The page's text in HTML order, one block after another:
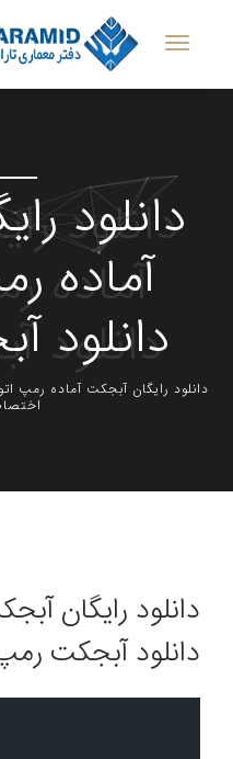
دانلود
آماده
دانلود
دانلود رایگان آبجکت آماده رمپ
دانلود رایگان
دانلود آبجکت